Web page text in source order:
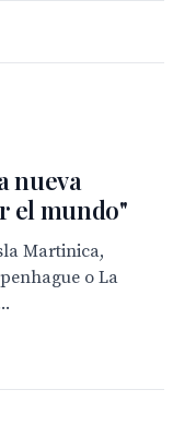
nueva
el mundo"
Martinica,
o La